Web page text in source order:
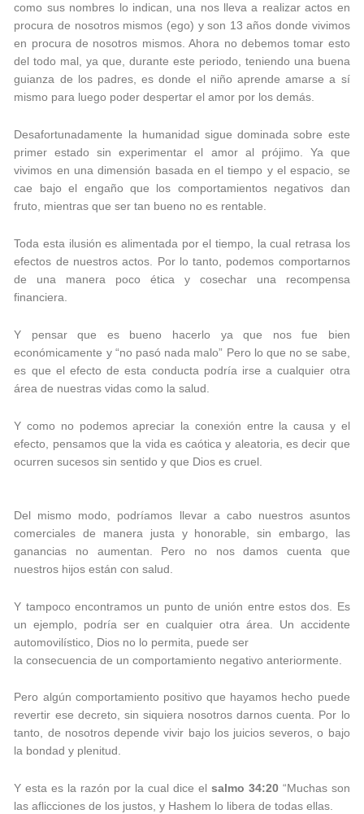
como sus nombres lo indican, una nos lleva a realizar actos en
procura de nosotros mismos (ego) y son 13 años donde vivimos
en procura de nosotros mismos. Ahora no debemos tomar esto
del todo mal, ya que, durante este periodo, teniendo una buena
guianza de los padres, es donde el niño aprende amarse a sí
mismo para luego poder despertar el amor por los demás.
Desafortunadamente la humanidad sigue dominada sobre este
primer estado sin experimentar el amor al prójimo. Ya que
vivimos en una dimensión basada en el tiempo y el espacio, se
cae bajo el engaño que los comportamientos negativos dan
fruto, mientras que ser tan bueno no es rentable.
Toda esta ilusión es alimentada por el tiempo, la cual retrasa los
efectos de nuestros actos. Por lo tanto, podemos comportarnos
de una manera poco ética y cosechar una recompensa
financiera.
Y pensar que es bueno hacerlo ya que nos fue bien
económicamente y “no pasó nada malo” Pero lo que no se sabe,
es que el efecto de esta conducta podría irse a cualquier otra
área de nuestras vidas como la salud.
Y como no podemos apreciar la conexión entre la causa y el
efecto, pensamos que la vida es caótica y aleatoria, es decir que
ocurren sucesos sin sentido y que Dios es cruel.
Del mismo modo, podríamos llevar a cabo nuestros asuntos
comerciales de manera justa y honorable, sin embargo, las
ganancias no aumentan. Pero no nos damos cuenta que
nuestros hijos están con salud.
Y tampoco encontramos un punto de unión entre estos dos. Es
un ejemplo, podría ser en cualquier otra área. Un accidente
automovilístico, Dios no lo permita, puede ser
la consecuencia de un comportamiento negativo anteriormente.
Pero algún comportamiento positivo que hayamos hecho puede
revertir ese decreto, sin siquiera nosotros darnos cuenta. Por lo
tanto, de nosotros depende vivir bajo los juicios severos, o bajo
la bondad y plenitud.
Y esta es la razón por la cual dice el salmo 34:20“Muchas son
las aflicciones de los justos, y Hashem lo libera de todas ellas.